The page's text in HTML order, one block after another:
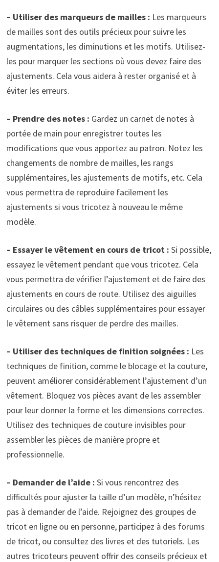
– Utiliser des marqueurs de mailles : Les marqueurs
de mailles sont des outils précieux pour suivre les
augmentations, les diminutions et les motifs. Utilisez-
les pour marquer les sections où vous devez faire des
ajustements. Cela vous aidera à rester organisé et à
éviter les erreurs.
– Prendre des notes : Gardez un carnet de notes à
portée de main pour enregistrer toutes les
modifications que vous apportez au patron. Notez les
changements de nombre de mailles, les rangs
supplémentaires, les ajustements de motifs, etc. Cela
vous permettra de reproduire facilement les
ajustements si vous tricotez à nouveau le même
modèle.
– Essayer le vêtement en cours de tricot : Si possible,
essayez le vêtement pendant que vous tricotez. Cela
vous permettra de vérifier l’ajustement et de faire des
ajustements en cours de route. Utilisez des aiguilles
circulaires ou des câbles supplémentaires pour essayer
le vêtement sans risquer de perdre des mailles.
– Utiliser des techniques de finition soignées : Les
techniques de finition, comme le blocage et la couture,
peuvent améliorer considérablement l’ajustement d’un
vêtement. Bloquez vos pièces avant de les assembler
pour leur donner la forme et les dimensions correctes.
Utilisez des techniques de couture invisibles pour
assembler les pièces de manière propre et
professionnelle.
– Demander de l’aide : Si vous rencontrez des
difficultés pour ajuster la taille d’un modèle, n’hésitez
pas à demander de l’aide. Rejoignez des groupes de
tricot en ligne ou en personne, participez à des forums
de tricot, ou consultez des livres et des tutoriels. Les
autres tricoteurs peuvent offrir des conseils précieux et